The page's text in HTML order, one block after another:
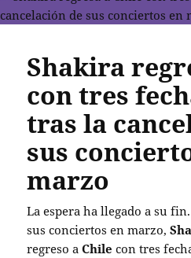
Shakira
con tres
tras la
sus
marzo
La espera ha llegado a su
sus conciertos en marzo,
regreso aChile con tres